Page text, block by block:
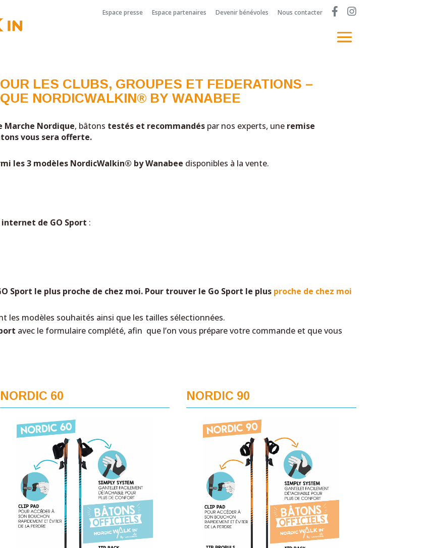
Espace presse Espace partenaires Devenir bénévoles Nous contacter F I
n
LES CLUBS, GROUPES ET FEDERATIONS –
NORDICWALKIN® BY WANABEE
Marche Nordique, bâtons testés et recommandés par nos experts, une remise
vous sera offerte.
les 3 modèles NordicWalkin® by Wanabee disponibles à la vente.
de GO Sport :
Sport le plus proche de chez moi. Pour trouver le Go Sport le plus proche de chez moi
les modèles souhaités ainsi que les tailles sélectionnées.
avec le formulaire complété, afin que l’on vous prépare votre commande et que vous
NORDIC 60 NORDIC 90